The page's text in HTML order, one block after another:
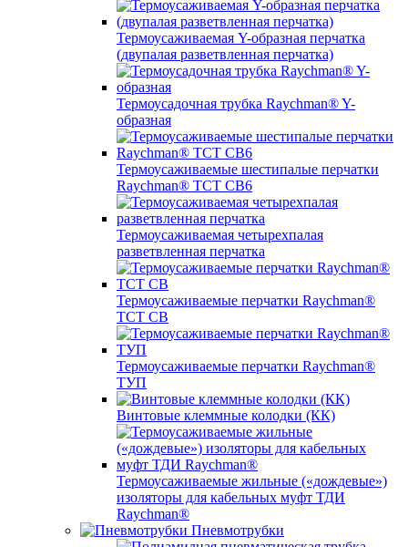
Термоусаживаемая Y-образная перчатка
(двупалая разветвленная перчатка)
Термоусадочная трубка Raychman® Y-
образная
Термоусаживаемые шестипалые перчатки
Raychman® ТСТ СВ6
Термоусаживаемая четырехпалая
разветвленная перчатка
Термоусаживаемые перчатки Raychman®
TCT CB
Термоусаживаемые перчатки Raychman®
ТУП
Винтовые клеммные колодки (КК)
Термоусаживаемые жильные («дождевые»)
изоляторы для кабельных муфт ТДИ
Raychman®
Пневмотрубки